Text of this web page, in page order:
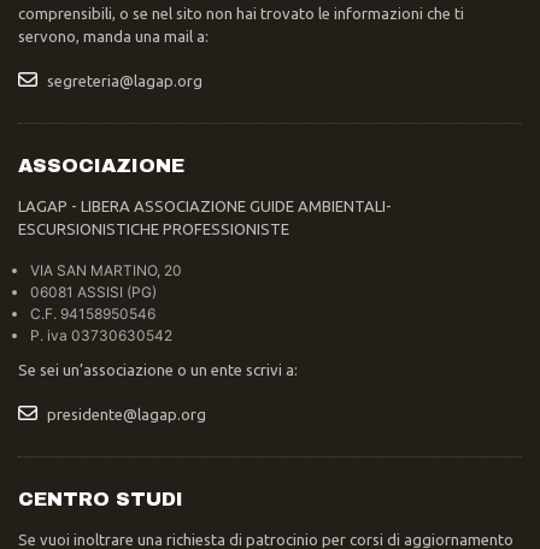
comprensibili, o se nel sito non hai trovato le informazioni che ti
servono, manda una mail a:
segreteria@lagap.org
ASSOCIAZIONE
LAGAP - LIBERA ASSOCIAZIONE GUIDE AMBIENTALI-
ESCURSIONISTICHE PROFESSIONISTE
VIA SAN MARTINO, 20
06081 ASSISI (PG)
C.F. 94158950546
P. iva 03730630542
Se sei un’associazione o un ente scrivi a:
presidente@lagap.org
CENTRO STUDI
Se vuoi inoltrare una richiesta di patrocinio per corsi di aggiornamento